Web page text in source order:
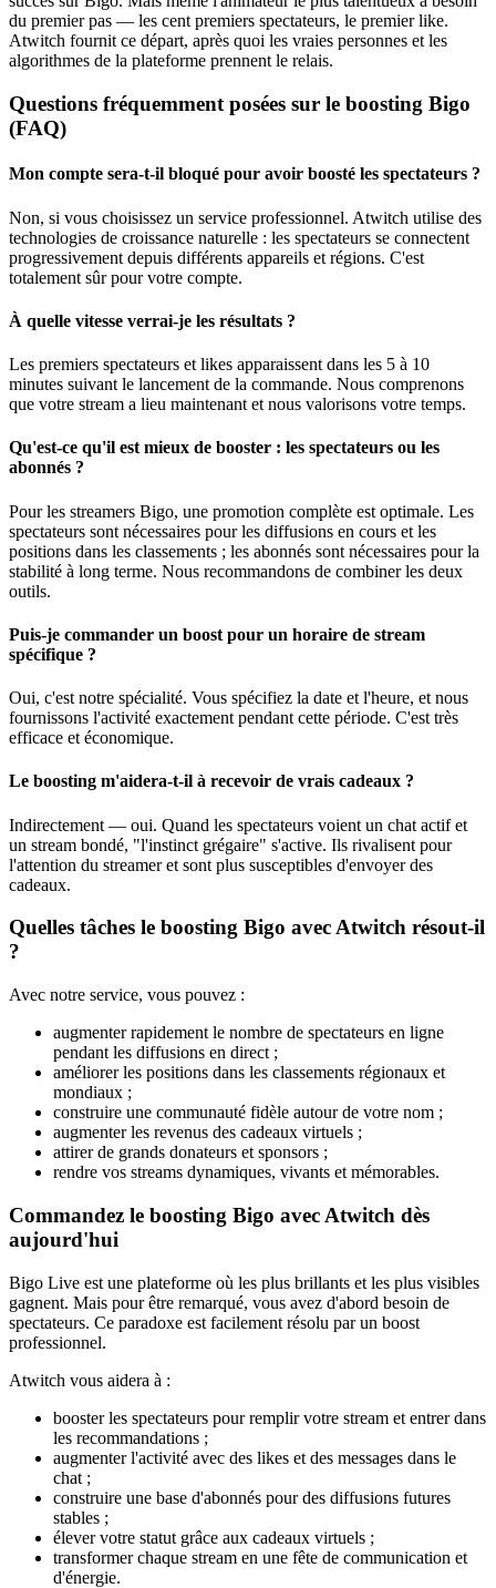
du premier pas — les cent premiers spectateurs, le premier like.
Atwitch fournit ce départ, après quoi les vraies personnes et les
algorithmes de la plateforme prennent le relais.
Questions fréquemment posées sur le boosting Bigo
(FAQ)
Mon compte sera-t-il bloqué pour avoir boosté les spectateurs ?
Non, si vous choisissez un service professionnel. Atwitch utilise des
technologies de croissance naturelle : les spectateurs se connectent
progressivement depuis différents appareils et régions. C'est
totalement sûr pour votre compte.
À quelle vitesse verrai-je les résultats ?
Les premiers spectateurs et likes apparaissent dans les 5 à 10
minutes suivant le lancement de la commande. Nous comprenons
que votre stream a lieu maintenant et nous valorisons votre temps.
Qu'est-ce qu'il est mieux de booster : les spectateurs ou les
abonnés ?
Pour les streamers Bigo, une promotion complète est optimale. Les
spectateurs sont nécessaires pour les diffusions en cours et les
positions dans les classements ; les abonnés sont nécessaires pour la
stabilité à long terme. Nous recommandons de combiner les deux
outils.
Puis-je commander un boost pour un horaire de stream
spécifique ?
Oui, c'est notre spécialité. Vous spécifiez la date et l'heure, et nous
fournissons l'activité exactement pendant cette période. C'est très
efficace et économique.
Le boosting m'aidera-t-il à recevoir de vrais cadeaux ?
Indirectement — oui. Quand les spectateurs voient un chat actif et
un stream bondé, "l'instinct grégaire" s'active. Ils rivalisent pour
l'attention du streamer et sont plus susceptibles d'envoyer des
cadeaux.
Quelles tâches le boosting Bigo avec Atwitch résout-il
?
Avec notre service, vous pouvez :
augmenter rapidement le nombre de spectateurs en ligne
pendant les diffusions en direct ;
améliorer les positions dans les classements régionaux et
mondiaux ;
construire une communauté fidèle autour de votre nom ;
augmenter les revenus des cadeaux virtuels ;
attirer de grands donateurs et sponsors ;
rendre vos streams dynamiques, vivants et mémorables.
Commandez le boosting Bigo avec Atwitch dès
aujourd'hui
Bigo Live est une plateforme où les plus brillants et les plus visibles
gagnent. Mais pour être remarqué, vous avez d'abord besoin de
spectateurs. Ce paradoxe est facilement résolu par un boost
professionnel.
Atwitch vous aidera à :
booster les spectateurs pour remplir votre stream et entrer dans
les recommandations ;
augmenter l'activité avec des likes et des messages dans le
chat ;
construire une base d'abonnés pour des diffusions futures
stables ;
élever votre statut grâce aux cadeaux virtuels ;
transformer chaque stream en une fête de communication et
d'énergie.